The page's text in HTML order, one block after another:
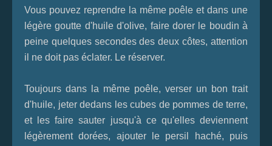
Vous pouvez reprendre la même poêle et dans une
légère goutte d'huile d'olive, faire dorer le boudin à
peine quelques secondes des deux côtes, attention
il ne doit pas éclater. Le réserver.
Toujours dans la même poêle, verser un bon trait
d'huile, jeter dedans les cubes de pommes de terre,
et les faire sauter jusqu'à ce qu'elles deviennent
légèrement dorées, ajouter le persil haché, puis